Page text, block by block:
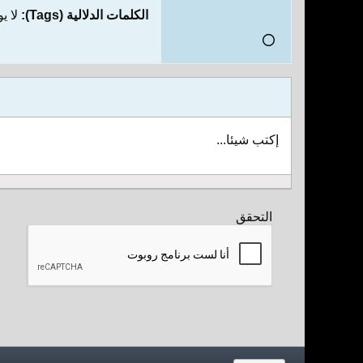
الكلمات الدلالية (Tags): لا
إكتب شيئا...
التحقق